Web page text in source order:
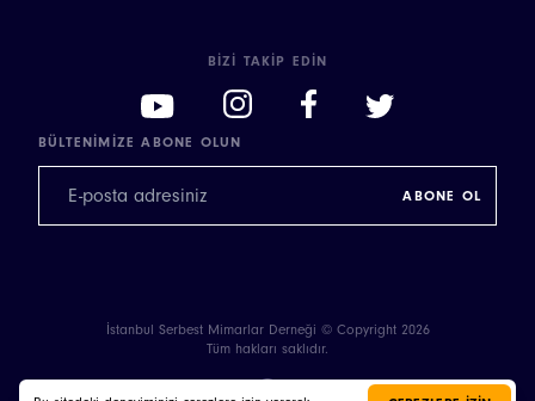
BIZI TAKIP EDIN
BÜLTENIMIZE ABONE OLUN
İstanbul Serbest Mimarlar Derneği © Copyright 2026
Tüm hakları saklıdır.